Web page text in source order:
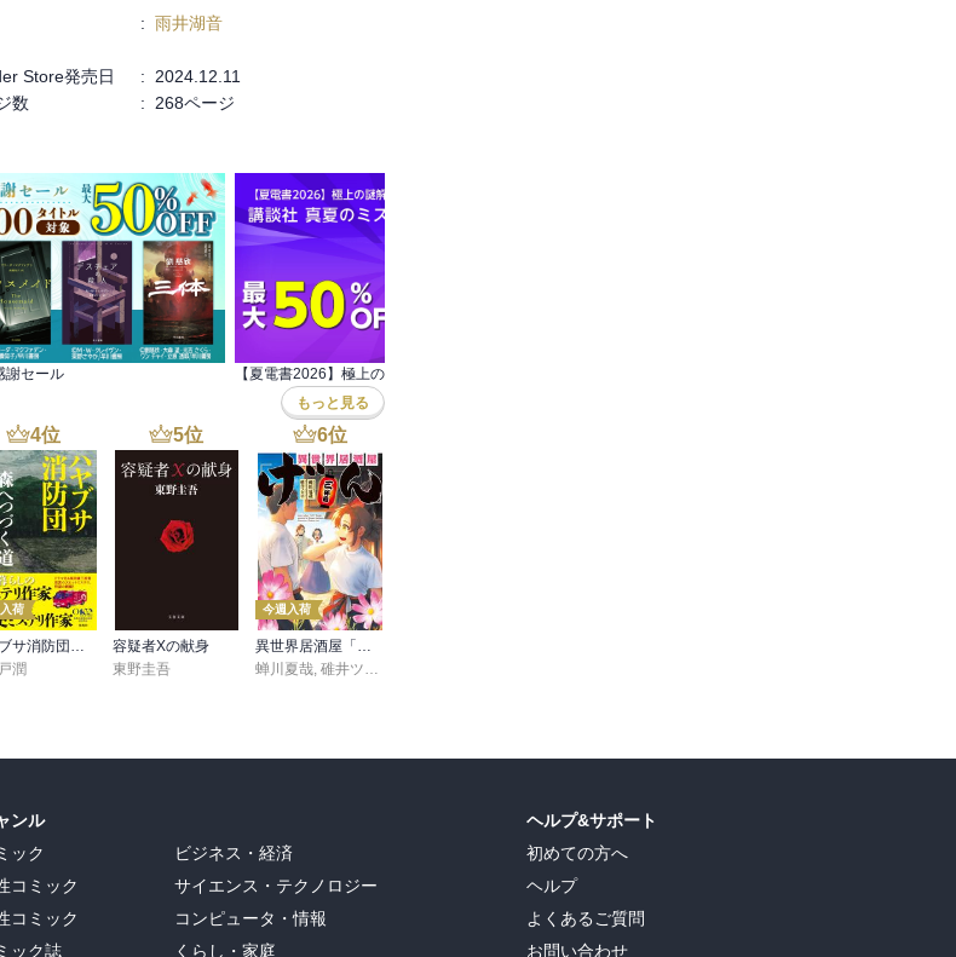
だけ特別」で、だからこそ、どんな物語よりも
: 雨井湖音
Store発売日 :
2024.12.11
数 :
268ページ
謝セール
もっと見る
4位
荷
ハヤブサ消防団 森へつづく道
潤
5位
容疑者Xの献身
東野圭吾
6位
今週入荷
異世界居酒屋「げん」三杯目
蝉川夏哉,碓井ツカサ
ンル
ック
コミック
コミック
ック誌
ビジネス・経済
サイエンス・テクノロジー
コンピュータ・情報
くらし・家庭
ヘルプ&サポート
初めての方へ
ヘルプ
よくあるご質問
お問い合わせ